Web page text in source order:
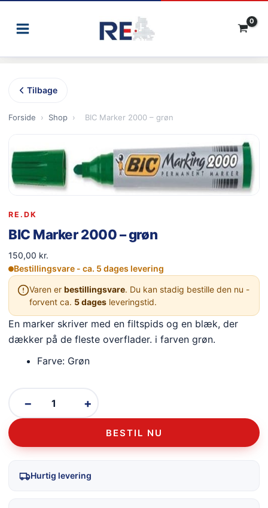
Tilbage
Forside › Shop › BIC Marker 2000 – grøn
RE.DK
BIC Marker 2000 – grøn
150,00 kr.
Bestillingsvare - ca. 5 dages levering
Varen er bestillingsvare. Du kan stadig bestille den nu -
forvent ca. 5 dages leveringstid.
En marker skriver med en filtspids og en blæk, der
dækker på de fleste overflader. i farven grøn.
Farve: Grøn
− +
BESTIL NU
Hurtig levering